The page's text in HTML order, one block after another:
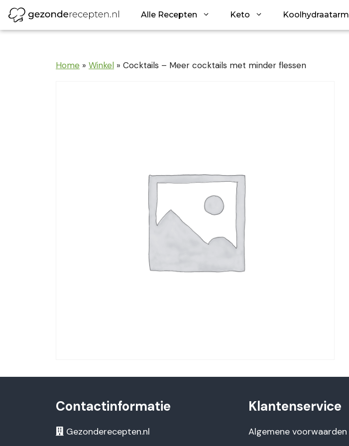
naar
de
Alle Recepten Keto Koolhydraatarm
Home » Winkel » Cocktails – Meer cocktails met minder flessen
Contactinformatie
Gezonderecepten.nl
Klantenservice
Algemene voorwaarden